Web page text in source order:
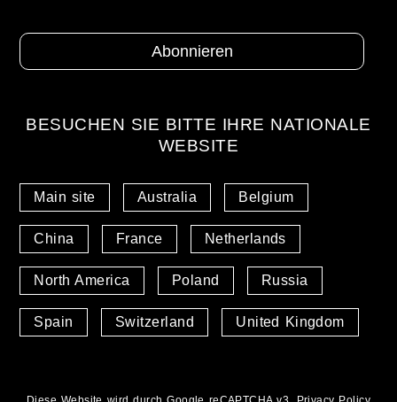
BESUCHEN SIE BITTE IHRE NATIONALE
WEBSITE
Main site Australia Belgium
China France Netherlands
North America Poland Russia
Spain Switzerland United Kingdom